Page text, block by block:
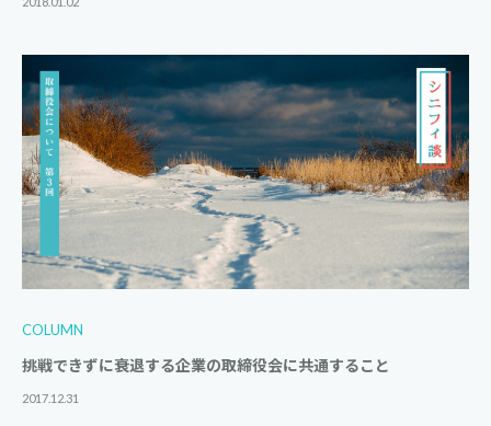
COLUMN
挑戦できずに衰退する企業の取締役会に共通すること
2017.12.31